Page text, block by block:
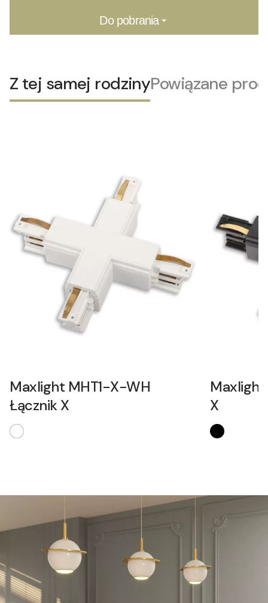
Do pobrania
Z tej samej rodzinyPowiązane
Maxlight MHT1-X-WH
Łącznik X
X